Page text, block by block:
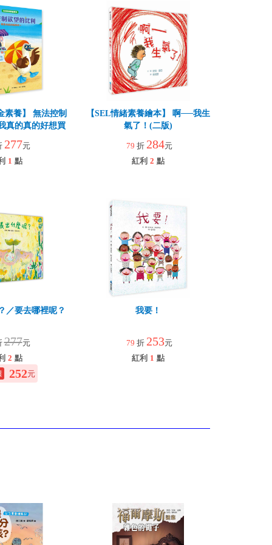
素養】 無法控制
真的真的好想買
277元
1 點
【SEL情緒素養繪本】 啊──我生
氣了！(二版)
79 折 284元
紅利 2 點
／要去哪裡呢？
277元
2 點
252元
我要！
79 折 253元
紅利 1 點